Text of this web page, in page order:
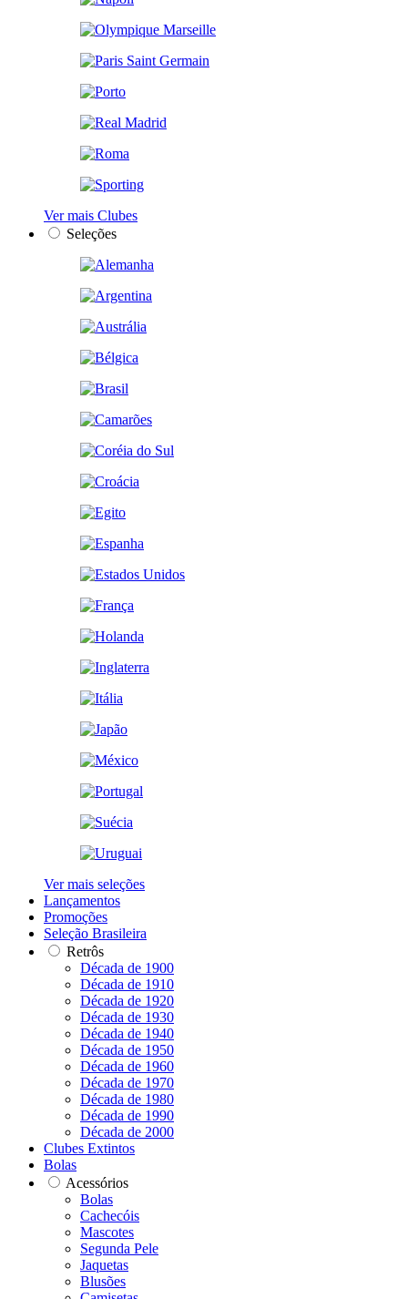
Ver mais Clubes
Seleções
Ver mais seleções
Lançamentos
Promoções
Seleção Brasileira
Retrôs
Década de 1900
Década de 1910
Década de 1920
Década de 1930
Década de 1940
Década de 1950
Década de 1960
Década de 1970
Década de 1980
Década de 1990
Década de 2000
Clubes Extintos
Bolas
Acessórios
Bolas
Cachecóis
Mascotes
Segunda Pele
Jaquetas
Blusões